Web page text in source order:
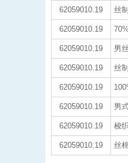
62059010.19 丝
62059010.19
62059010.19 男
62059010.19 丝
62059010.19
62059010.19 男
62059010.19 梭
62059010.19 丝